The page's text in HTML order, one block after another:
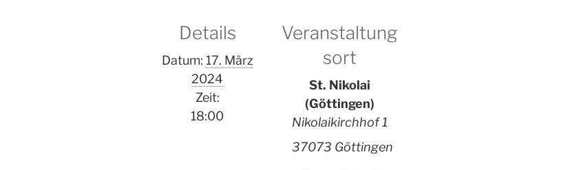
Details
Datum: 17. März
2024
Zeit:
18:00
Veranstaltung
sort
St. Nikolai
(Göttingen)
Nikolaikirchhof 1
37073 Göttingen